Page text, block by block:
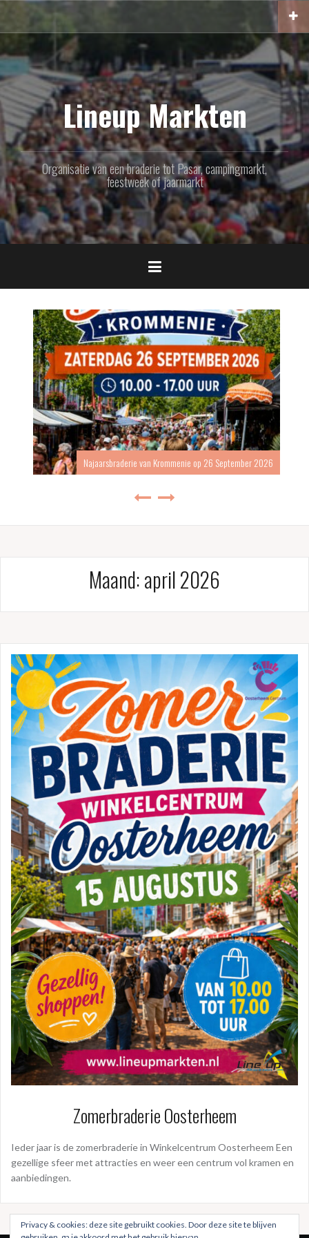
inhoud
springen
Lineup Markten
Organisatie van een braderie tot Pasar, campingmarkt,
feestweek of jaarmarkt
Najaarsbraderie van Krommenie op 26 September 2026
Maand:april 2026
Zomerbraderie Oosterheem
Ieder jaar is de zomerbraderie in Winkelcentrum Oosterheem Een
gezellige sfeer met attracties en weer een centrum vol kramen en
aanbiedingen.
Privacy & cookies: deze site gebruikt cookies. Door deze site te blijven